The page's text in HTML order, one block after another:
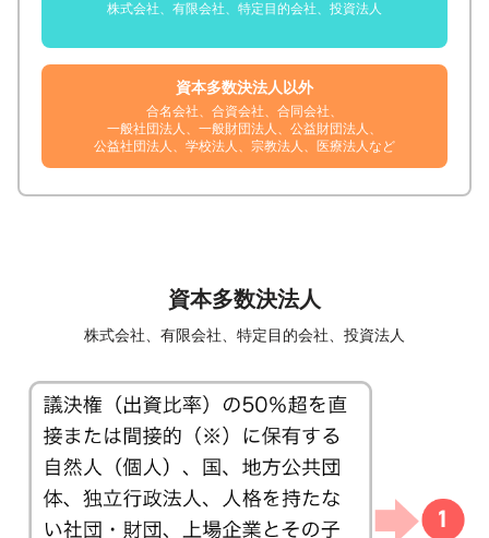
株式会社、有限会社、特定目的会社、投資法人
資本多数決法人以外
合名会社、合資会社、合同会社、
一般社団法人、一般財団法人、公益財団法人、
公益社団法人、学校法人、宗教法人、医療法人など
資本多数決法人
株式会社、有限会社、特定目的会社、投資法人